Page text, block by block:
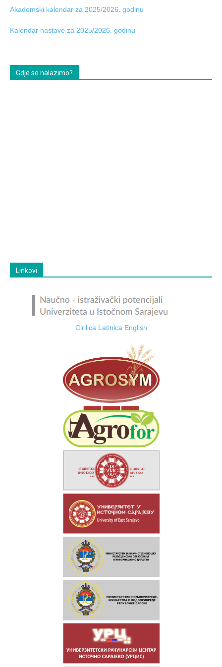
Akademski kalendar za 2025/2026. godinu
Kalendar nastave za 2025/2026. godinu
Gdje se nalazimo?
Linkovi
Ćirilica Latinica English